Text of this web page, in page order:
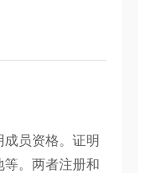
员资格。证明
。两者注册和